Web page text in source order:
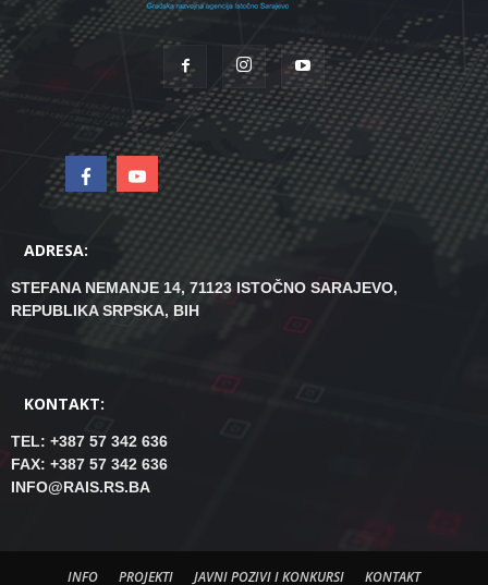
ADRESA:
STEFANA NEMANJE 14, 71123 ISTOČNO SARAJEVO,
REPUBLIKA SRPSKA, BIH
KONTAKT:
TEL: +387 57 342 636
FAX: +387 57 342 636
INFO@RAIS.RS.BA
INFO PROJEKTI JAVNI POZIVI I KONKURSI KONTAKT